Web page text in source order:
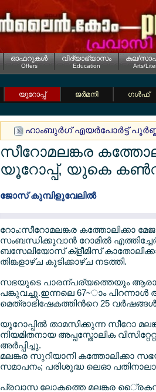
ഓഫറുകള്‍
Offers
വിദ്യാഭ്യാസം
Education
കല/
Arts/
യൂറോപ്പ് ജര്‍മനി ഗള്‍ഫ്
ഹാംബുര്‍ഗ് എയര്‍പോര്‍ട്ട്
സീറോമലങ്കര
യൂറോപ്പ്, യുകെ
ജോസ് കുമ്പിളുവേലില്‍
റോം:സീറോമലങ്കര
സംബന്ധിക്കുവാന്‍ റോമില്‍
ബസേലിയോസ് ക്ളീമിസ്
തിങ്കളാഴ്ച കൂടിക്കാഴ്ച നടത്തി.
സഭയുടെ പാരന്പര്യത്തെയും
പങ്കുവച്ചു.ഇന്നലെ 67~ാം
മെത്രാഭിഷേകത്തിന്‍റെ 25
യൂറോപ്പില്‍ താമസിക്കുന്ന സീറോ
നിയമിതനായ അപ്പസ്തോലിക
അര്‍പ്പിച്ചു.
മലങ്കര സുറിയാനി കത്തോലിക്കാ
സമാപനം; പരിശുദ്ധ ലെഓ
പ്രവാസ ലോകത്തെ മലങ്കര